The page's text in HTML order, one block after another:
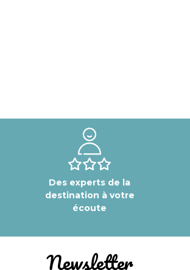
Des experts de la
destination à votre
écoute
Newsletter